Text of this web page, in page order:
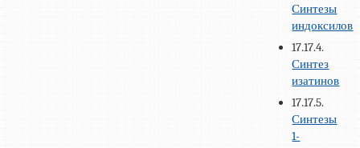
Синтезы
индоксилов
17.17.4.
Синтез
изатинов
17.17.5.
Синтезы
1-